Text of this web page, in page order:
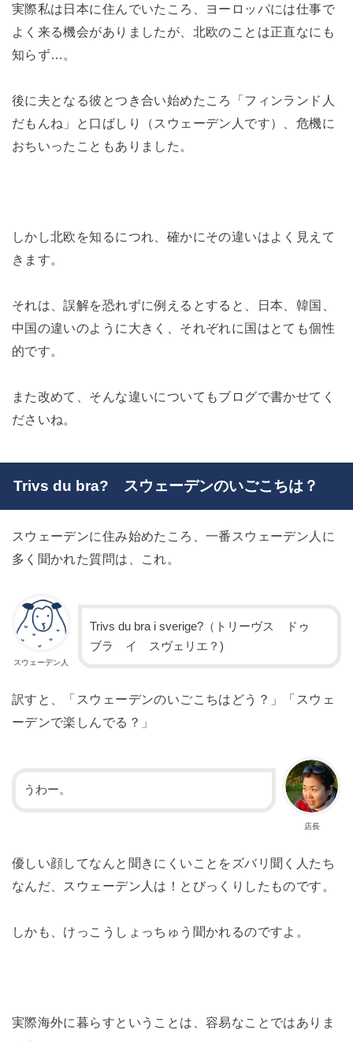
実際私は日本に住んでいたころ、ヨーロッパには仕事で
よく来る機会がありましたが、北欧のことは正直なにも
知らず…。
後に夫となる彼とつき合い始めたころ「フィンランド人
だもんね」と口ばしり（スウェーデン人です）、危機に
おちいったこともありました。
しかし北欧を知るにつれ、確かにその違いはよく見えて
きます。
それは、誤解を恐れずに例えるとすると、日本、韓国、
中国の違いのように大きく、それぞれに国はとても個性
的です。
また改めて、そんな違いについてもブログで書かせてく
ださいね。
Trivs du bra? スウェーデンのいごこちは？
スウェーデンに住み始めたころ、一番スウェーデン人に
多く聞かれた質問は、これ。
スウェーデン人
Trivs du bra i sverige?（トリーヴス ドゥ
ブラ イ スヴェリエ？)
訳すと、「スウェーデンのいごこちはどう？」「スウェ
ーデンで楽しんでる？」
店長
うわー。
優しい顔してなんと聞きにくいことをズバリ聞く人たち
なんだ、スウェーデン人は！とびっくりしたものです。
しかも、けっこうしょっちゅう聞かれるのですよ。
実際海外に暮らすということは、容易なことではありま